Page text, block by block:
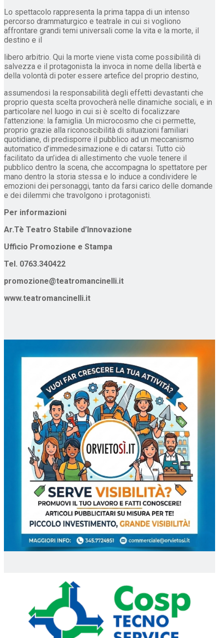
Lo spettacolo rappresenta la prima tappa di un intenso
percorso drammaturgico e teatrale in cui si vogliono
affrontare grandi temi universali come la vita e la morte, il
destino e il
libero arbitrio. Qui la morte viene vista come possibilità di
salvezza e il protagonista la invoca in nome della libertà e
della volontà di poter essere artefice del proprio destino,
assumendosi la responsabilità degli effetti devastanti che
proprio questa scelta provocherà nelle dinamiche sociali, e in
particolare nel luogo in cui si è scelto di focalizzare
l’attenzione: la famiglia. Un microcosmo che ci permette,
proprio grazie alla riconoscibilità di situazioni familiari
quotidiane, di predisporre il pubblico ad un meccanismo
automatico d’immedesimazione e di catarsi. Tutto ciò
facilitato da un’idea di allestimento che vuole tenere il
pubblico dentro la scena, che accompagna lo spettatore per
mano dentro la storia stessa e lo induce a condividere le
emozioni dei personaggi, tanto da farsi carico delle domande
e dei dilemmi che travolgono i protagonisti.
Per informazioni
Ar.Tè Teatro Stabile d’Innovazione
Ufficio Promozione e Stampa
Tel. 0763.340422
promozione@teatromancinelli.it
www.teatromancinelli.it